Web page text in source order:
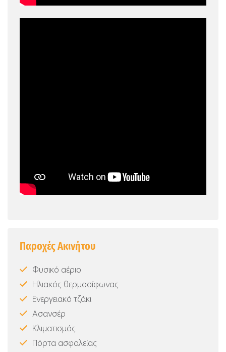
Παροχές Ακινήτου
Φυσικό αέριο
Ηλιακός θερμοσίφωνας
Ενεργειακό τζάκι
Ασανσέρ
Κλιματισμός
Πόρτα ασφαλείας